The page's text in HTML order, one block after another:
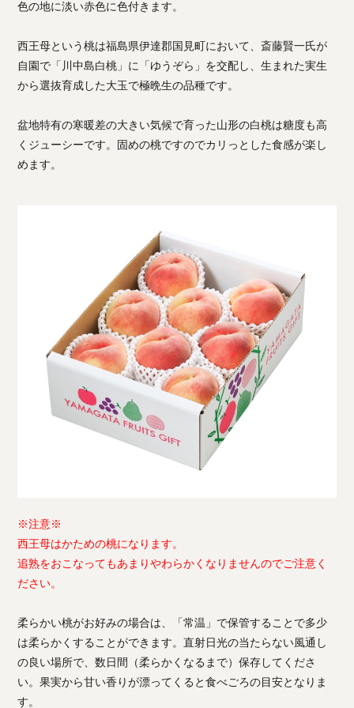
色の地に淡い赤色に色付きます。
西王母という桃は福島県伊達郡国見町において、斎藤賢一氏が
自園で「川中島白桃」に「ゆうぞら」を交配し、生まれた実生
から選抜育成した大玉で極晩生の品種です。
盆地特有の寒暖差の大きい気候で育った山形の白桃は糖度も高
くジューシーです。固めの桃ですのでカリっとした食感が楽し
めます。
※注意※
西王母はかための桃になります。
追熟をおこなってもあまりやわらかくなりませんのでご注意く
ださい。
柔らかい桃がお好みの場合は、「常温」で保管することで多少
は柔らかくすることができます。直射日光の当たらない風通し
の良い場所で、数日間（柔らかくなるまで）保存してくださ
い。果実から甘い香りが漂ってくると食べごろの目安となりま
す。